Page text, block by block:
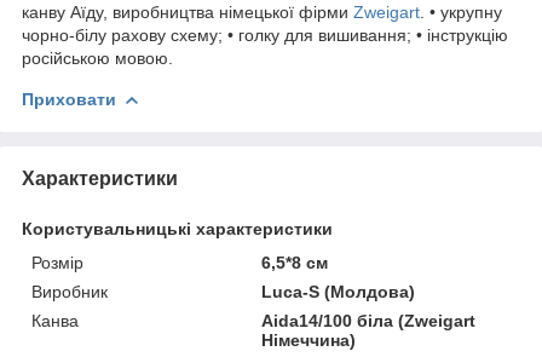
канву Аїду, виробництва німецької фірми Zweigart . • укрупну
чорно-білу рахову схему; • голку для вишивання; • інструкцію
російською мовою.
Приховати
Характеристики
Користувальницькі характеристики
Розмір
6,5*8 см
Виробник
Luca-S (Молдова)
Канва
Aida14/100 біла (Zweigart
Німеччина)